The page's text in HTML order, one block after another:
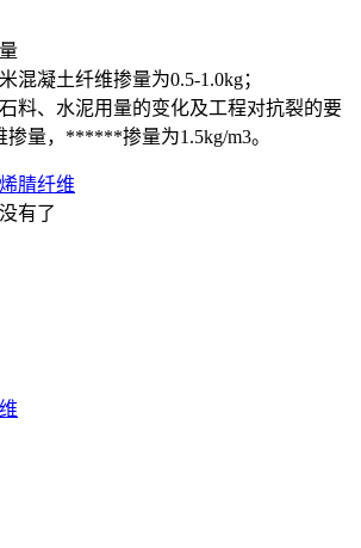
混凝土纤维掺量为0.5-1.0kg；
料、水泥用量的变化及工程对抗裂的要
掺量，******掺量为1.5kg/m3。
腈纤维
有了